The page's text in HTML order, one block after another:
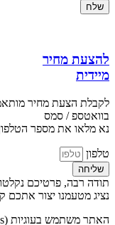
שלח
להצעת מחיר
מיידית
לקבלת הצעת מחיר
בוואטספ / סמס
נא מלאו את מספר
טלפון
שליחה
תודה רבה, פרטיכם
נציג מטעמנו יצור